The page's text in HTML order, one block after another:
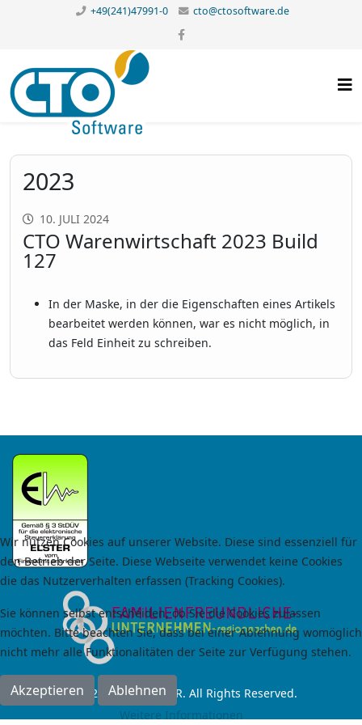
+49(241)47991-0 cto@ctosoftware.de
2023
10. JULI 2024
CTO Warenwirtschaft 2023 Build
127
In der Maske, in der die Eigenschaften eines Artikels
bearbeitet werden können, war es nicht möglich, in
das Feld Einheit zu schreiben.
© 2024 by RoCas GbR. All Rights Reserved.
Wir nutzen Cookies auf unserer Website. Diese sind essenziell für
den Betrieb der Seite. Diese Webseite verwendet keine Cookies
die das Nutzerverhalten erfassen (Tracking Cookies).
Sie können selbst entscheiden, ob Sie die Cookies zulassen
möchten. Bitte beachten Sie, dass bei einer Ablehnung womöglich
nicht mehr alle Funktionalitäten der Seite zur Verfügung stehen.
Akzeptieren Ablehnen
Weitere Informationen